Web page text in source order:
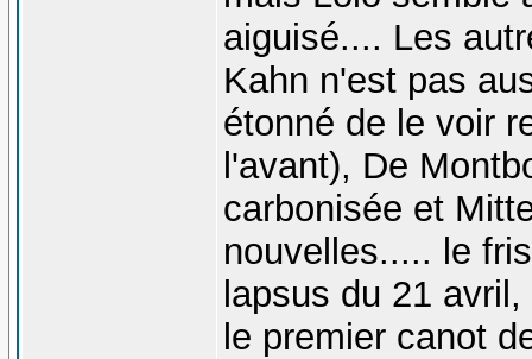
aiguisé.... Les
Kahn n'est pas
étonné de le voir
l'avant), De
carbonisée et
nouvelles..... le
lapsus du 21
le premier canot